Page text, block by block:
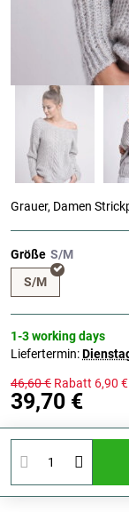
Grauer, Damen
Größe
S/M
1-3 working days
Liefertermin:
46,60 € Rabatt 6,90 €
39,70 €